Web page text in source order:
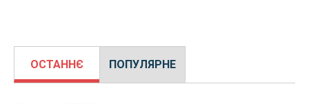
ОСТАННЄ ПОПУЛЯРНЕ